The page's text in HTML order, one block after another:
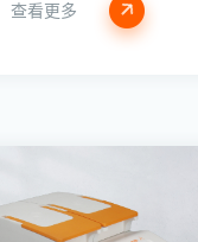
查看更多